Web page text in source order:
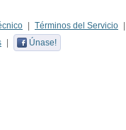
Términos del Servicio
Únase!